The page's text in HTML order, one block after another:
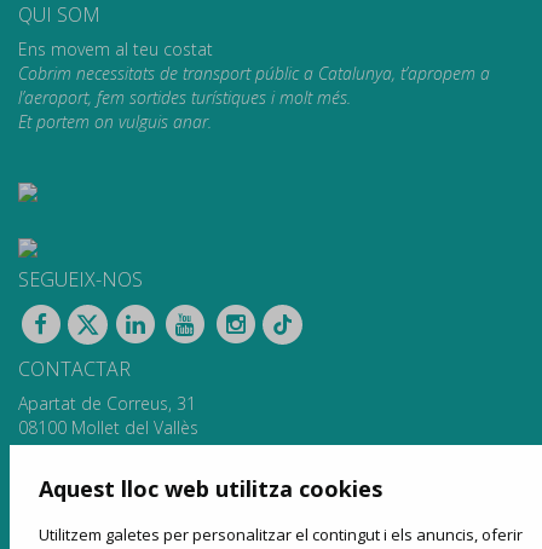
Aquest lloc web utilitza cookies
Utilitzem galetes per personalitzar el contingut i els anuncis, oferir
QUI SOM
Ens movem al teu costat
Cobrim necessitats de transport públic a Catalunya, t’apropem a
l’aeroport, fem sortides turístiques i molt més.
Et portem on vulguis anar.
SEGUEIX-NOS
CONTACTAR
Apartat de Correus, 31
08100 Mollet del Vallès
900 13 00 14
www.sagales.com
info@sagales.com